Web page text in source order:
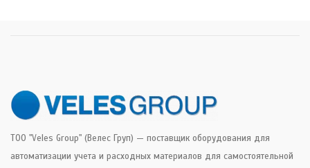
ТОО "Veles Group" (Велес Груп) — поставщик оборудования для
автоматизации учета и расходных материалов для самостоятельной